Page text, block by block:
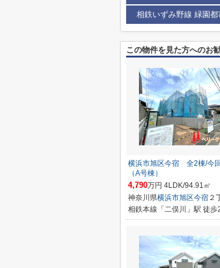
相鉄いずみ野線 緑園都
この物件を見た方へのお
横浜市旭区今宿 全2棟/今
（A号棟）
4,790万円 4LDK/94.91㎡
神奈川県横浜市旭区今宿 ２
相鉄本線「二俣川」駅 徒歩